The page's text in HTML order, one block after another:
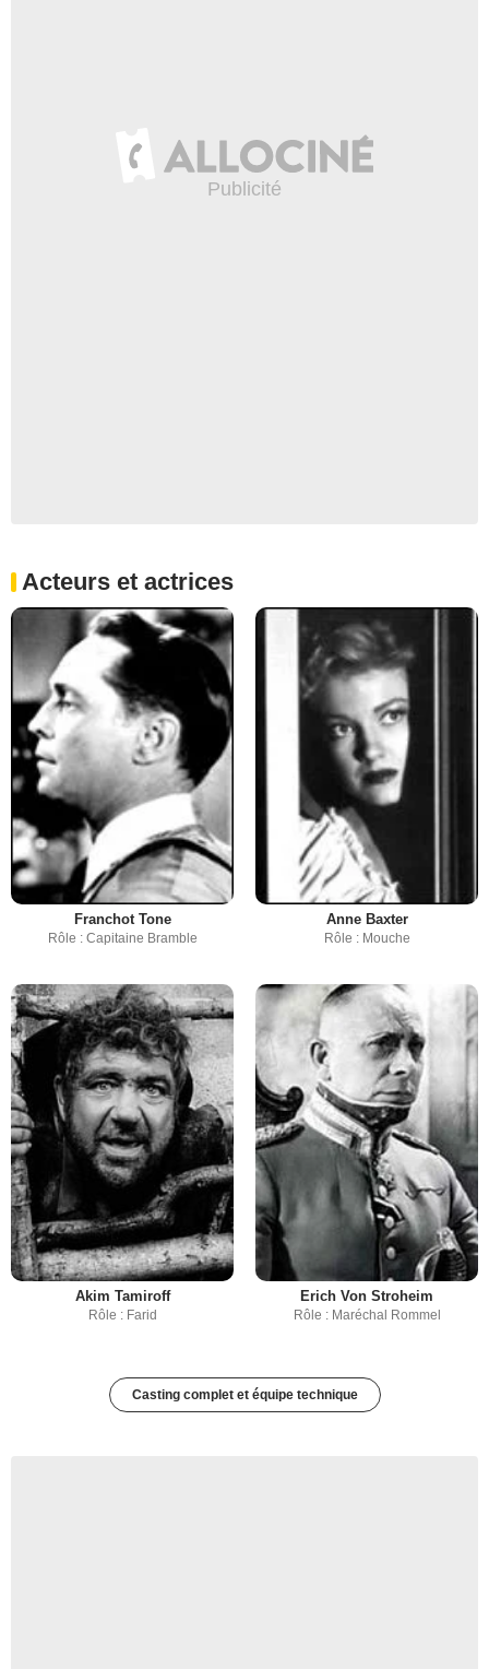
Acteurs et actrices
Franchot Tone
Rôle : Capitaine Bramble
Anne Baxter
Rôle : Mouche
Akim Tamiroff
Rôle : Farid
Erich Von Stroheim
Rôle : Maréchal Rommel
Casting complet et équipe technique